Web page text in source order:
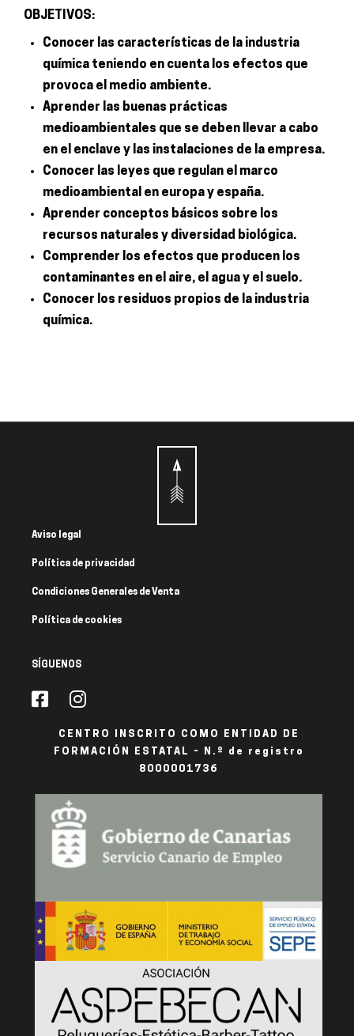
OBJETIVOS:
Conocer las características de la industria
química teniendo en cuenta los efectos que
provoca el medio ambiente.
Aprender las buenas prácticas
medioambientales que se deben llevar a cabo
en el enclave y las instalaciones de la empresa.
Conocer las leyes que regulan el marco
medioambiental en europa y españa.
Aprender conceptos básicos sobre los
recursos naturales y diversidad biológica.
Comprender los efectos que producen los
contaminantes en el aire, el agua y el suelo.
Conocer los residuos propios de la industria
química.
Aviso legal
Política de privacidad
Condiciones Generales de Venta
Política de cookies
SÍGUENOS
CENTRO INSCRITO COMO ENTIDAD DE
FORMACIÓN ESTATAL - N.º de registro
8000001736